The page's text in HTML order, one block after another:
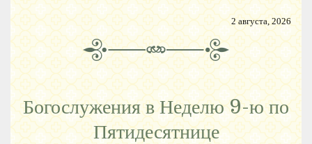
2 августа, 2026
Богослужения в Неделю 9-ю по
Пятидесятнице